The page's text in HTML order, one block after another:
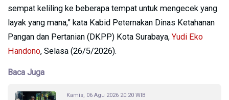
sempat keliling ke beberapa tempat untuk mengecek yang
layak yang mana,” kata Kabid Peternakan Dinas Ketahanan
Pangan dan Pertanian (DKPP) Kota Surabaya,Yudi Eko
Handono, Selasa (26/5/2026).
Baca Juga
Kamis, 06 Agu 2026 20:20 WIB